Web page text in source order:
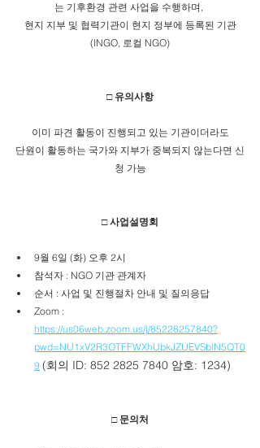
는 기후환경 관련 사업을 수행하며,
현지 지부 및 협력기관이 현지 정부에 등록된 기관
(INGO, 로컬 NGO)
□ 유의사항
이미 파견 활동이 진행되고 있는 기관이더라도
단원이 활동하는 국가와 지부가 중복되지 않는다면 신
청 가능
□ 사업설명회
9월 6일 (화) 오후 2시
참석자 : NGO 기관 관계자
순서 : 사업 및 진행절차 안내 및 질의응답
Zoom :
https://us06web.zoom.us/j/85228257840?
pwd=NU1xV2R3OTFFWXhUbkJZUEVSblN5QT0
9 (회의 ID: 852 2825 7840 암호: 1234)
□ 문의처